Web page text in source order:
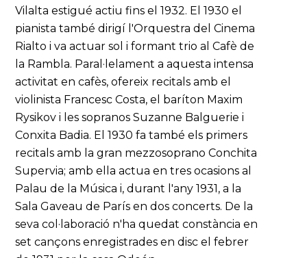
Vilalta estigué actiu fins el 1932. El 1930 el
pianista també dirigí l'Orquestra del Cinema
Rialto i va actuar sol i formant trio al Cafè de
la Rambla. Paral·lelament a aquesta intensa
activitat en cafès, ofereix recitals amb el
violinista Francesc Costa, el baríton Maxim
Rysikov i les sopranos Suzanne Balguerie i
Conxita Badia. El 1930 fa també els primers
recitals amb la gran mezzosoprano Conchita
Supervia; amb ella actua en tres ocasions al
Palau de la Música i, durant l'any 1931, a la
Sala Gaveau de París en dos concerts. De la
seva col·laboració n'ha quedat constància en
set cançons enregistrades en disc el febrer